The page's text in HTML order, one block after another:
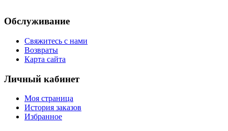
Обслуживание
Свяжитесь с нами
Возвраты
Карта сайта
Личный кабинет
Моя страница
История заказов
Избранное